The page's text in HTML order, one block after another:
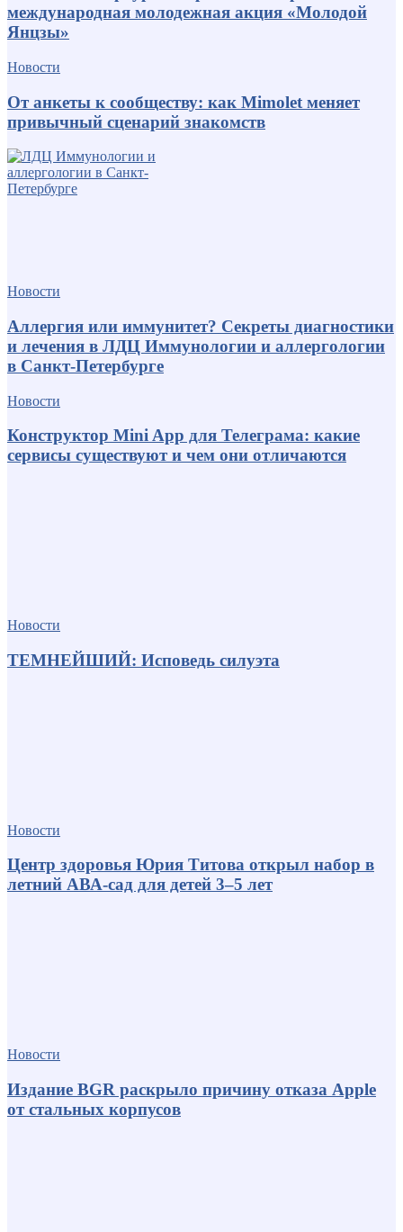
международная молодежная акция «Молодой
Янцзы»
Новости
От анкеты к сообществу: как Mimolet меняет
привычный сценарий знакомств
Новости
Аллергия или иммунитет? Секреты диагностики
и лечения в ЛДЦ Иммунологии и аллергологии
в Санкт-Петербурге
Новости
Конструктор Mini App для Телеграма: какие
сервисы существуют и чем они отличаются
Новости
ТЕМНЕЙШИЙ: Исповедь силуэта
Новости
Центр здоровья Юрия Титова открыл набор в
летний АВА-сад для детей 3–5 лет
Новости
Издание BGR раскрыло причину отказа Apple
от стальных корпусов